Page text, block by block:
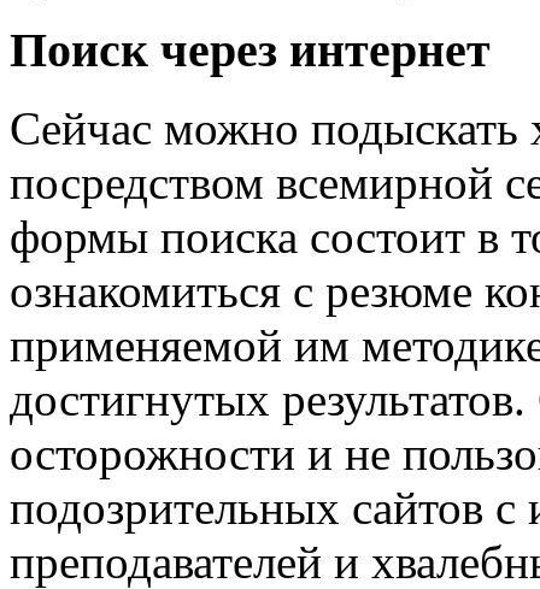
Поиск через интернет
Сейчас можно подыскать
посредством всемирной
формы поиска состоит в
ознакомиться с резюме
применяемой им
достигнутых
осторожности и не
подозрительных сайтов
преподавателей и